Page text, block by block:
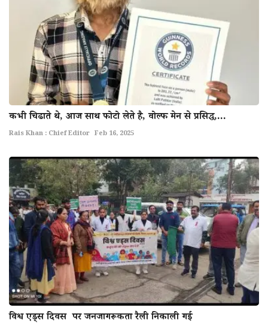
कभी चिढाते थे, आज साथ फोटो लेते है, वोल्फ मेन से प्रसिद्ध,...
Rais Khan : Chief Editor Feb 16, 2025
विश्व एड्स दिवस पर जनजागरूकता रैली निकाली गई